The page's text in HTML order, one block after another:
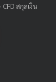
CFD สกุลเงิน